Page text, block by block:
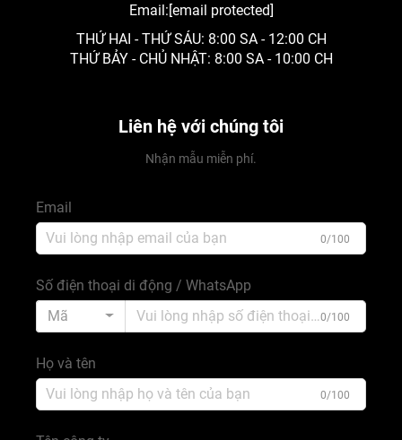
Email:[email protected]
THỨ HAI - THỨ SÁU: 8:00 SA - 12:00 CH
THỨ BẢY - CHỦ NHẬT: 8:00 SA - 10:00 CH
Liên hệ với chúng tôi
Nhận mẫu miễn phí.
Email
0/100
Số điện thoại di động / WhatsApp
Mã
0/100
Họ và tên
0/100